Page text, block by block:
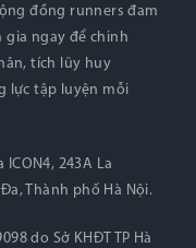
đồng runners đam
gia ngay để chinh
tích lũy huy
lực tập luyện mỗi
ICON4, 243A La
Thành phố Hà Nội.
do Sở KHĐT TP Hà